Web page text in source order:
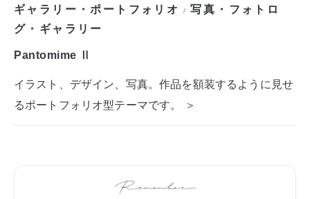
ギャラリー・ポートフォリオ /写真・フォトロ
グ・ギャラリー
Pantomime Ⅱ
イラスト、デザイン、写真。作品を額装するように見せ
るポートフォリオ型テーマです。 ＞